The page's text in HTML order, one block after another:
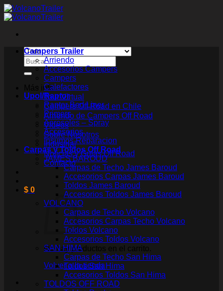
Saltar
al
Buscar
por:
Más info
Tour Virtual
Campers Off Road en Chile
Arriendo de Campers Off Road
Videos
Sobre Nosotros
Industrial
Noticias y Guías Off Road
Contacto
$ 0
No hay productos en el carrito.
Volver a la tienda
Campers Trailer
Arriendo
Accesorios Campers
Campers
Calefactores
Upol/Raptor
Raptor Bed Liner
Primers
Aerosoles – Spray
Accesorios
Insumos Reparacion
Carpas y Toldos Off Road
JAMES BAROUD
Carpas de Techo James Baroud
Accesorios Carpas James Baroud
Toldos James Baroud
Accesorios Toldos James Baroud
VOLCANO
Carpas de Techo Volcano
Accesorios Carpas Techo Volcano
Toldos Volcano
Accesorios Toldos Volcano
SAN HIMA
Carpas de Techo San Hima
Toldos San Hima
Accesorios Toldos San Hima
TOLDOS OFF ROAD